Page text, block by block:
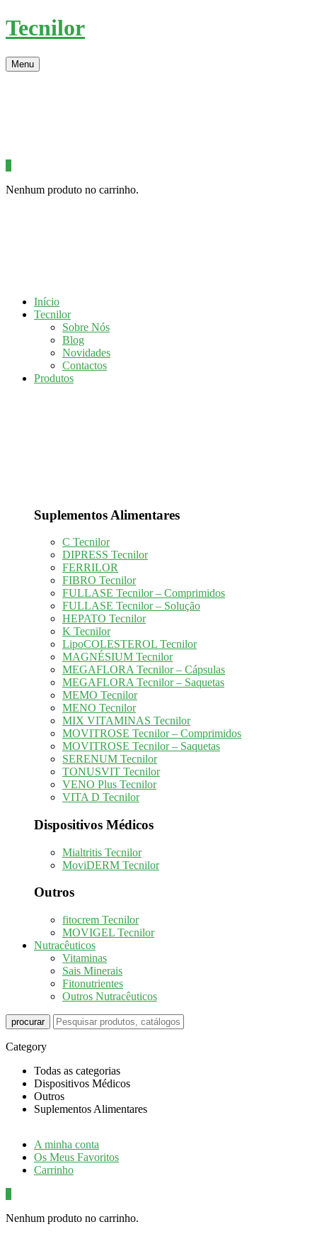
Tecnilor
Menu
Nenhum produto no carrinho.
Início
Tecnilor
Sobre Nós
Blog
Novidades
Contactos
Produtos
Suplementos Alimentares
C Tecnilor
DIPRESS Tecnilor
FERRILOR
FIBRO Tecnilor
FULLASE Tecnilor – Comprimidos
FULLASE Tecnilor – Solução
HEPATO Tecnilor
K Tecnilor
LipoCOLESTEROL Tecnilor
MAGNÉSIUM Tecnilor
MEGAFLORA Tecnilor – Cápsulas
MEGAFLORA Tecnilor – Saquetas
MEMO Tecnilor
MENO Tecnilor
MIX VITAMINAS Tecnilor
MOVITROSE Tecnilor – Comprimidos
MOVITROSE Tecnilor – Saquetas
SERENUM Tecnilor
TONUSVIT Tecnilor
VENO Plus Tecnilor
VITA D Tecnilor
Dispositivos Médicos
Mialtritis Tecnilor
MoviDERM Tecnilor
Outros
fitocrem Tecnilor
MOVIGEL Tecnilor
Nutracêuticos
Vitaminas
Sais Minerais
Fitonutrientes
Outros Nutracêuticos
procurar
Category
Todas as categorias
Dispositivos Médicos
Outros
Suplementos Alimentares
A minha conta
Os Meus Favoritos
Carrinho
Nenhum produto no carrinho.